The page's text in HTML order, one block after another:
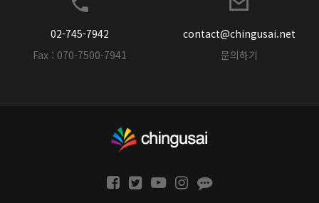
02-745-7942
Fax : 070-7500-7941
contact@chingusai.net
문의하기